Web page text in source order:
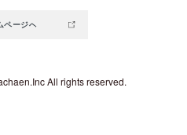
ページへ
All rights reserved.